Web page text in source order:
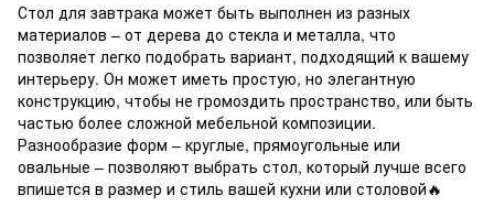
Стол для завтрака может быть выполнен из разных
материалов – от дерева до стекла и металла, что
позволяет легко подобрать вариант, подходящий к вашему
интерьеру. Он может иметь простую, но элегантную
конструкцию, чтобы не громоздить пространство, или быть
частью более сложной мебельной композиции.
Разнообразие форм – круглые, прямоугольные или
овальные – позволяют выбрать стол, который лучше всего
впишется в размер и стиль вашей кухни или столовой🔥